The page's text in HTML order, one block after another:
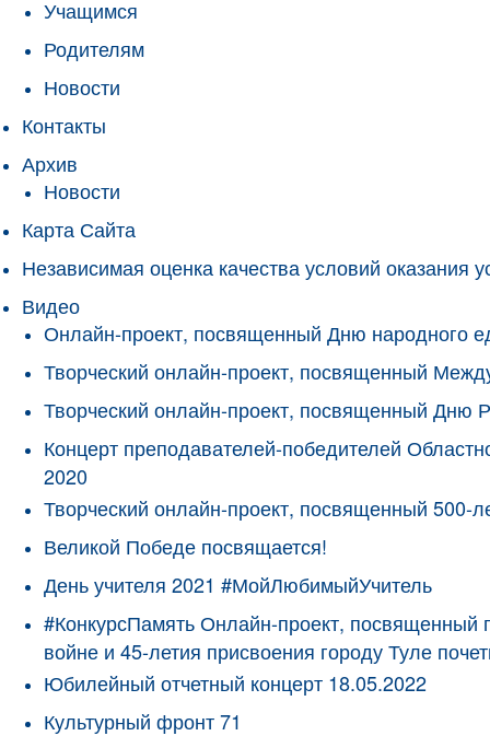
Учащимся
Родителям
Новости
Контакты
Архив
Новости
Карта Сайта
Независимая оценка качества условий оказания
Видео
Онлайн-проект, посвященный Дню народного
Творческий онлайн-проект, посвященный
Творческий онлайн-проект, посвященный Дню
Концерт преподавателей-победителей
2020
Творческий онлайн-проект, посвященный 500-
Великой Победе посвящается!
День учителя 2021 #МойЛюбимыйУчитель
#КонкурсПамять Онлайн-проект,
войне и 45-летия присвоения городу Туле
Юбилейный отчетный концерт 18.05.2022
Культурный фронт 71